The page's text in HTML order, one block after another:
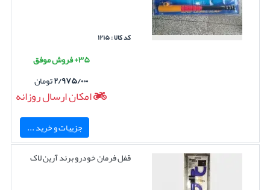
کد کالا : ۱۲۱۵
۳۵+ فروش موفق
۲/۹۷۵/۰۰۰تومان
امکان ارسال روزانه
جزییات و خرید ...
قفل فرمان خودرو برند آرین لاک